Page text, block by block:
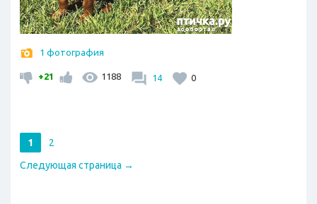
1 фотография
+21 1188 14 0
1
2
Следующая страница →